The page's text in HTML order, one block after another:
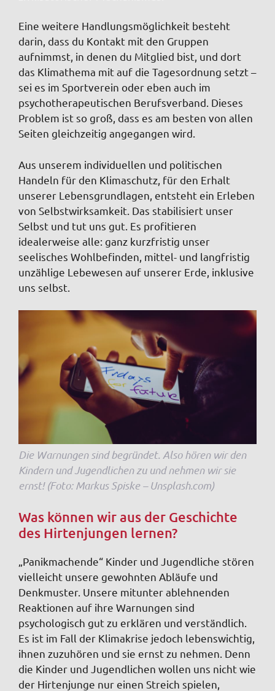
Eine weitere Handlungsmöglichkeit besteht
darin, dass du Kontakt mit den Gruppen
aufnimmst, in denen du Mitglied bist, und dort
das Klimathema mit auf die Tagesordnung setzt –
sei es im Sportverein oder eben auch im
psychotherapeutischen Berufsverband. Dieses
Problem ist so groß, dass es am besten von allen
Seiten gleichzeitig angegangen wird.
Aus unserem individuellen und politischen
Handeln für den Klimaschutz, für den Erhalt
unserer Lebensgrundlagen, entsteht ein Erleben
von Selbstwirksamkeit. Das stabilisiert unser
Selbst und tut uns gut. Es profitieren
idealerweise alle: ganz kurzfristig unser
seelisches Wohlbefinden, mittel- und langfristig
unzählige Lebewesen auf unserer Erde, inklusive
uns selbst.
Die Warnungen sind begründet. Also hören wir den
Kindern und Jugendlichen zu und nehmen wir sie
ernst! (Foto: Markus Spiske – Unsplash.com)
Was können wir aus der Geschichte
des Hirtenjungen lernen?
„Panikmachende“ Kinder und Jugendliche stören
vielleicht unsere gewohnten Abläufe und
Denkmuster. Unsere mitunter ablehnenden
Reaktionen auf ihre Warnungen sind
psychologisch gut zu erklären und verständlich.
Es ist im Fall der Klimakrise jedoch lebenswichtig,
ihnen zuzuhören und sie ernst zu nehmen. Denn
die Kinder und Jugendlichen wollen uns nicht wie
der Hirtenjunge nur einen Streich spielen,